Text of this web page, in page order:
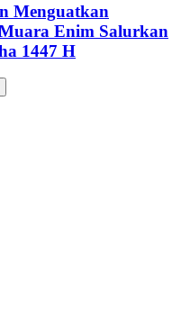
Menguatkan
Enim Salurkan
1447 H